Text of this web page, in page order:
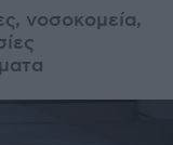
νοσοκομεία,